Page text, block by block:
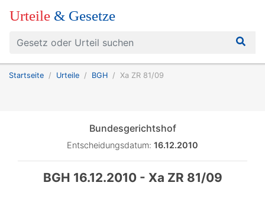
Urteile & Gesetze
Startseite Urteile BGH Xa ZR 81/09
Bundesgerichtshof
Entscheidungsdatum: 16.12.2010
BGH 16.12.2010 - Xa ZR 81/09